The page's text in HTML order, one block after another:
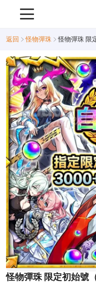
返回 怪物彈珠
怪物彈珠 限定初始號